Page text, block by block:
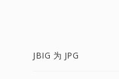
JBIG 为 JPG